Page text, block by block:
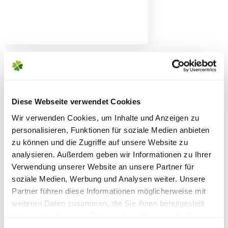
Diese Webseite verwendet Cookies
Wir verwenden Cookies, um Inhalte und Anzeigen zu
personalisieren, Funktionen für soziale Medien anbieten
zu können und die Zugriffe auf unsere Website zu
analysieren. Außerdem geben wir Informationen zu Ihrer
Verwendung unserer Website an unsere Partner für
soziale Medien, Werbung und Analysen weiter. Unsere
Partner führen diese Informationen möglicherweise mit
weiteren Daten zusammen, die Sie ihnen bereitgestellt
KÖNNEN ENTSTEHEN
PAKETVERSAND
6,95€für Standardpakete (z.B.Dünger oder
Zubehör)
7,95€für größere Pakete (z.B. Pflanzen oder
Erde)